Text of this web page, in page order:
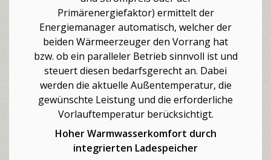
Primärenergiefaktor) ermittelt der
Energiemanager automatisch, welcher der
beiden Wärmeerzeuger den Vorrang hat
bzw. ob ein paralleler Betrieb sinnvoll ist und
steuert diesen bedarfsgerecht an. Dabei
werden die aktuelle Außentemperatur, die
gewünschte Leistung und die erforderliche
Vorlauftemperatur berücksichtigt.
Hoher Warmwasserkomfort durch
integrierten Ladespeicher